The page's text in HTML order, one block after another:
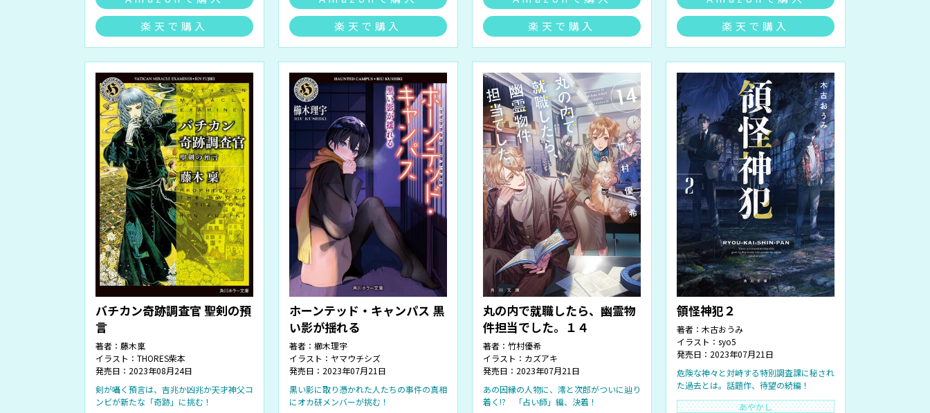
楽天で購入
楽天で購入
楽天で購入
楽天で購入
バチカン奇跡調査官 聖剣の預
言
著者： 藤木稟
イラスト： THORES柴本
発売日：2023年08月24日
剣が囁く預言は、吉兆か凶兆か――天才神父コ
ンビが新たな「奇跡」に挑む！
ホーンテッド・キャンパス 黒
い影が揺れる
著者： 櫛木理宇
イラスト： ヤマウチシズ
発売日：2023年07月21日
黒い影に取り憑かれた人たちの事件の真相
にオカ研メンバーが挑む！
丸の内で就職したら、幽霊物
件担当でした。１４
著者： 竹村優希
イラスト： カズアキ
発売日：2023年07月21日
あの因縁の人物に、澪と次郎がついに辿り
着く!? 「占い師」編、決着！
領怪神犯２
著者： 木古おうみ
イラスト： syo5
発売日：2023年07月21日
危険な神々と対峙する特別調査課に秘され
た過去とは。話題作、待望の続編！
あやかし